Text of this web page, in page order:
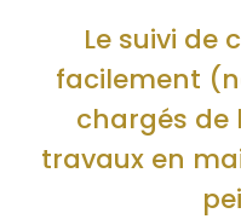
Le suivi de
facilement
chargés de
travaux en